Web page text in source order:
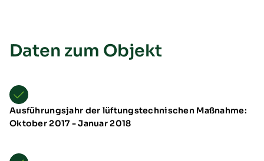
Übersicht
Schulungen & Seminare
Daten zum Objekt
Ausführungsjahr der lüftungstechnischen Maßnahme:
Oktober 2017 - Januar 2018